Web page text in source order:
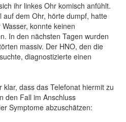
ihr linkes Ohr komisch anfühlt.
dem Ohr, hörte dumpf, hatte
konnte keinen
In den nächsten Tagen wurden
massiv. Der HNO, den die
diagnostizierte einen
klar, dass das Telefonat hiermit zu
den Fall im Anschluss
Symptome abzuschätzen: